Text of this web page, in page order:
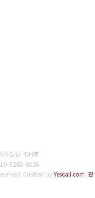
주빌딩 404호
5265-6926
Created byYescall.com [관